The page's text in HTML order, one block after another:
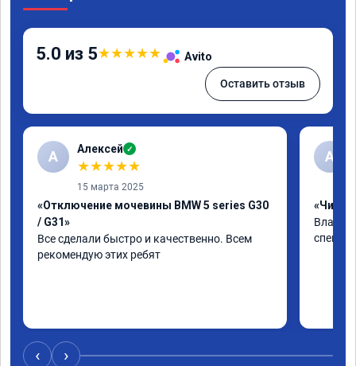
5.0 из 5★★★★★ Avito
Оставить отзыв
А Алексей ✓
★★★★★
15 марта 2025
«Отключение мочевины BMW 5 series G30
/ G31»
Все сделали быстро и качественно. Всем
рекомендую этих ребят
А
«Чип
‹ ›